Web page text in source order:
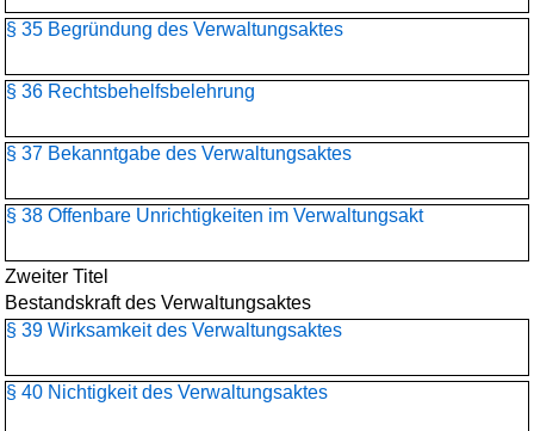
§ 35 Begründung des Verwaltungsaktes
§ 36 Rechtsbehelfsbelehrung
§ 37 Bekanntgabe des Verwaltungsaktes
§ 38 Offenbare Unrichtigkeiten im Verwaltungsakt
Zweiter Titel
Bestandskraft des Verwaltungsaktes
§ 39 Wirksamkeit des Verwaltungsaktes
§ 40 Nichtigkeit des Verwaltungsaktes